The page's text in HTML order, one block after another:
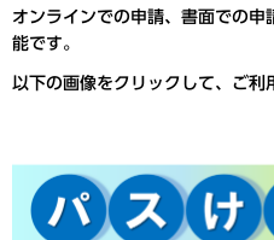
オンラインでの申請、書面での申
能です。
以下の画像をクリックして、ご利